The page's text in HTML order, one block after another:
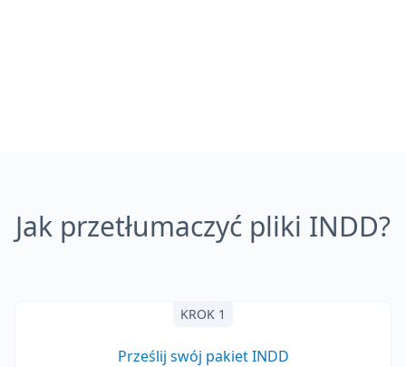
Jak przetłumaczyć pliki INDD?
KROK 1
Prześlij swój pakiet INDD